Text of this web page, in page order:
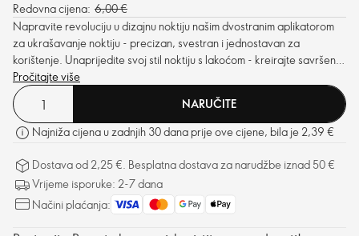
Redovna cijena: 6,00 €
Napravite revoluciju u dizajnu noktiju našim dvostranim aplikatorom
za ukrašavanje noktiju - precizan, svestran i jednostavan za
korištenje. Unaprijedite svoj stil noktiju s lakoćom - kreirajte savršeni
izgled!
Pročitajte više
NARUČITE
Najniža cijena u zadnjih 30 dana prije ove cijene, bila je 2,39 €
Dostava od 2,25 €. Besplatna dostava za narudžbe iznad 50 €
Vrijeme isporuke: 2-7 dana
Načini plaćanja: